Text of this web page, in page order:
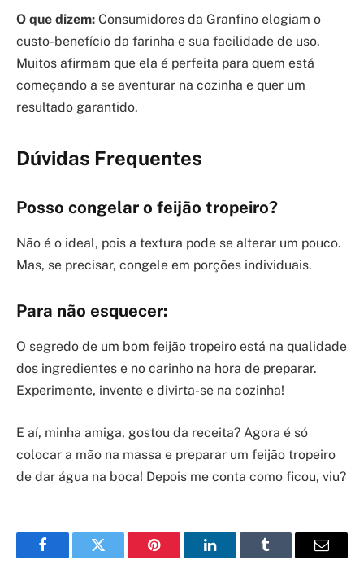
O que dizem: Consumidores da Granfino elogiam o
custo-benefício da farinha e sua facilidade de uso.
Muitos afirmam que ela é perfeita para quem está
começando a se aventurar na cozinha e quer um
resultado garantido.
Dúvidas Frequentes
Posso congelar o feijão tropeiro?
Não é o ideal, pois a textura pode se alterar um pouco.
Mas, se precisar, congele em porções individuais.
Para não esquecer:
O segredo de um bom feijão tropeiro está na qualidade
dos ingredientes e no carinho na hora de preparar.
Experimente, invente e divirta-se na cozinha!
E aí, minha amiga, gostou da receita? Agora é só
colocar a mão na massa e preparar um feijão tropeiro
de dar água na boca! Depois me conta como ficou, viu?
FacebookTwitter Pinterest LinkedInTumblr Email